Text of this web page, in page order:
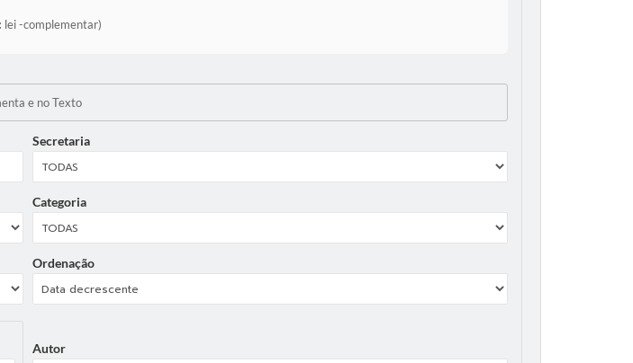
lei -complementar)
e no Texto
Secretaria
Categoria
Ordenação
Autor